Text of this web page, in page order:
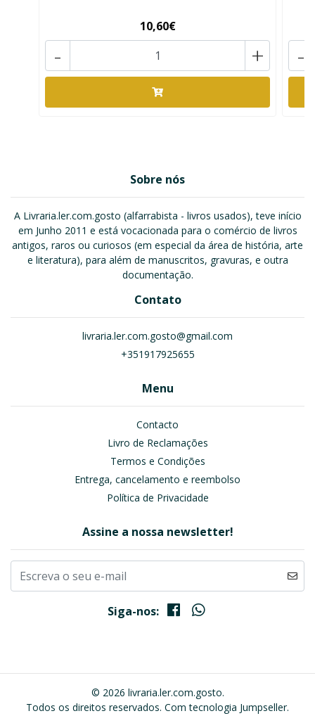
10,60€
+
- -
Sobre nós
A Livraria.ler.com.gosto (alfarrabista - livros usados), teve início
em Junho 2011 e está vocacionada para o comércio de livros
antigos, raros ou curiosos (em especial da área de história, arte
e literatura), para além de manuscritos, gravuras, e outra
documentação.
Contato
livraria.ler.com.gosto@gmail.com
+351917925655
Menu
Contacto
Livro de Reclamações
Termos e Condições
Entrega, cancelamento e reembolso
Política de Privacidade
Assine a nossa newsletter!
Siga-nos:
© 2026 livraria.ler.com.gosto.
Todos os direitos reservados. Com tecnologia Jumpseller.